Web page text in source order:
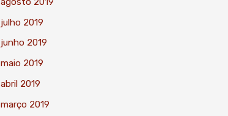
julho 2019
junho 2019
maio 2019
abril 2019
março 2019